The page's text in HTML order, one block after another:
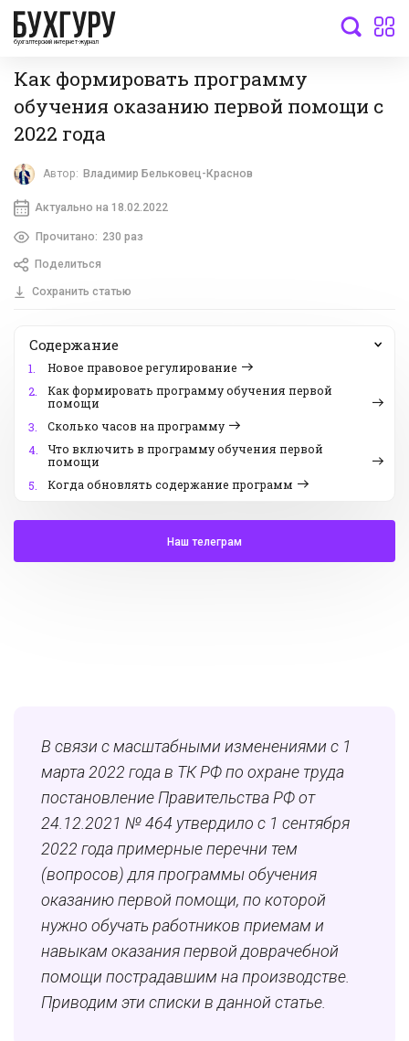
бухгалтерский интернет-журнал
Как формировать программу
обучения оказанию первой помощи с
2022 года
Автор: Владимир Бельковец-Краснов
Актуально на 18.02.2022
Прочитано: 230 раз
Поделиться
Сохранить статью
Содержание
1.
Новое правовое регулирование
2.
Как формировать программу обучения первой
помощи
3.
Сколько часов на программу
4.
Что включить в программу обучения первой
помощи
5.
Когда обновлять содержание программ
Наш телеграм
В связи с масштабными изменениями с 1
марта 2022 года в ТК РФ по охране труда
постановление Правительства РФ от
24.12.2021 № 464 утвердило с 1 сентября
2022 года примерные перечни тем
(вопросов) для программы обучения
оказанию первой помощи, по которой
нужно обучать работников приемам и
навыкам оказания первой доврачебной
помощи пострадавшим на производстве.
Приводим эти списки в данной статье.